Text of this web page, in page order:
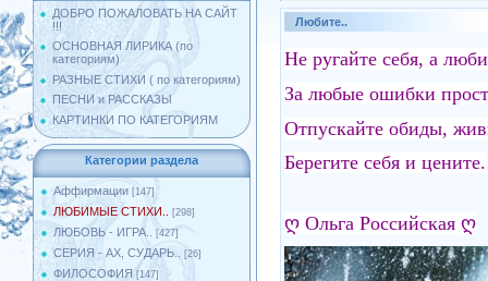
ДОБРО ПОЖАЛОВАТЬ НА САЙТ
!!!
ОСНОВНАЯ ЛИРИКА (по
категориям)
РАЗНЫЕ СТИХИ ( по категориям)
ПЕСНИ и РАССКАЗЫ
КАРТИНКИ ПО КАТЕГОРИЯМ
Категории раздела
Аффирмации [147]
ЛЮБИМЫЕ СТИХИ.. [298]
ЛЮБОВЬ - ИГРА.. [427]
СЕРИЯ - АХ, СУДАРЬ.. [26]
ФИЛОСОФИЯ [147]
Любите..
Не ругайте себя, а
За любые ошибки
Отпускайте обиды,
Берегите себя и цените.
ღ Ольга Российская ღ